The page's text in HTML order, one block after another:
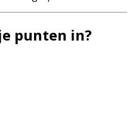
punten in?